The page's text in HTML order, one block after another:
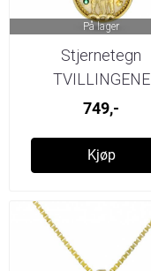
På lager
Stjernetegn
TVILLINGENE
749,-
Kjøp